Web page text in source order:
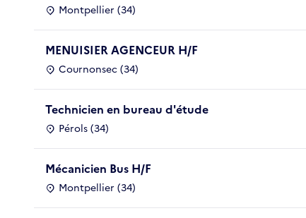
Montpellier (34)
MENUISIER AGENCEUR H/F
Cournonsec (34)
Technicien en bureau d'étude
Pérols (34)
Mécanicien Bus H/F
Montpellier (34)